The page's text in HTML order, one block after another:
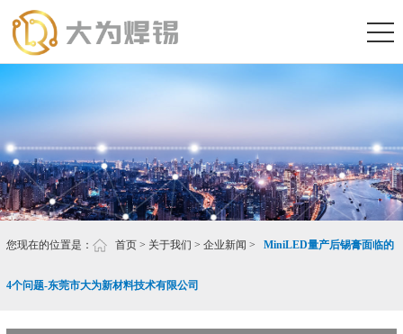
您现在的位置是： 首页> 关于我们 > 企业新闻 > MiniLED量产后锡膏面临的
4个问题-东莞市大为新材料技术有限公司